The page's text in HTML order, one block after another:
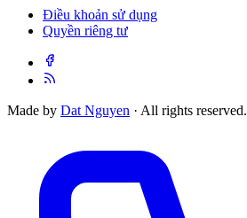
Điều khoản sử dụng
Quyền riêng tư
Made by Dat Nguyen · All rights reserved.